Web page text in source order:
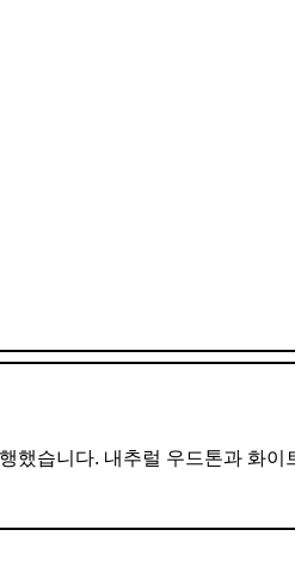
습니다. 내추럴 우드톤과 화